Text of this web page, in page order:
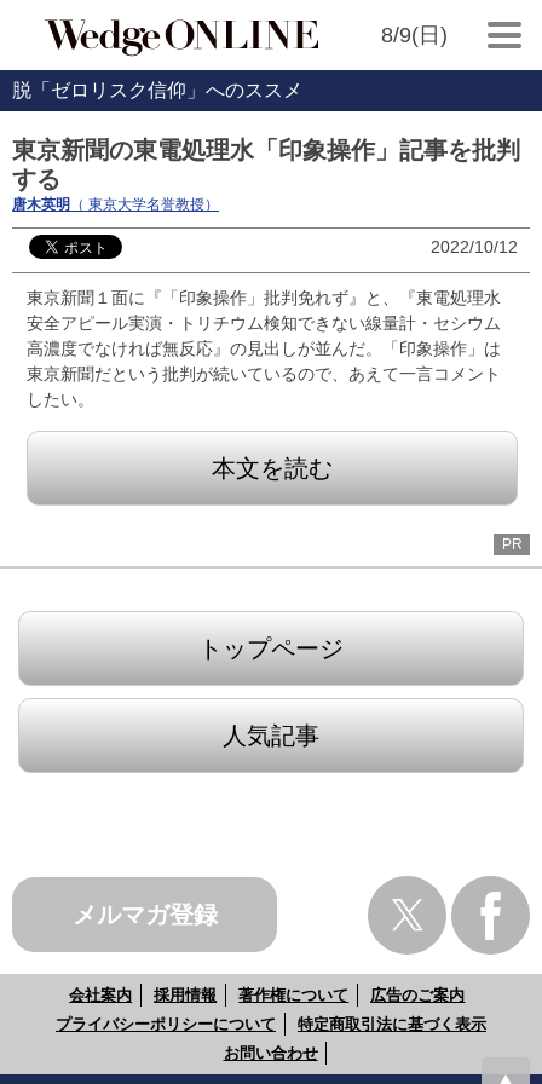
8/9(日)
脱「ゼロリスク信仰」へのススメ
東京新聞の東電処理水「印象操作」記事を批判
する
唐木英明 （ 東京大学名誉教授）
2022/10/12
東京新聞１面に『「印象操作」批判免れず』と、『東電処理水
安全アピール実演・トリチウム検知できない線量計・セシウム
高濃度でなければ無反応』の見出しが並んだ。「印象操作」は
東京新聞だという批判が続いているので、あえて一言コメント
したい。
本文を読む
PR
トップページ
人気記事
メルマガ登録
会社案内 採用情報 著作権について
広告のご案内
プライバシーポリシーについて
特定商取引法に基づく表示
お問い合わせ